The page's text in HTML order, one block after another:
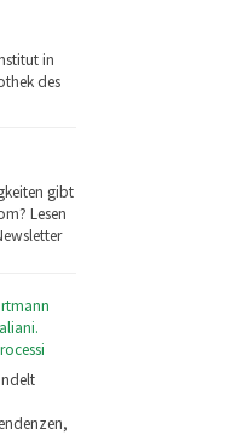
in
des
gibt
Lesen